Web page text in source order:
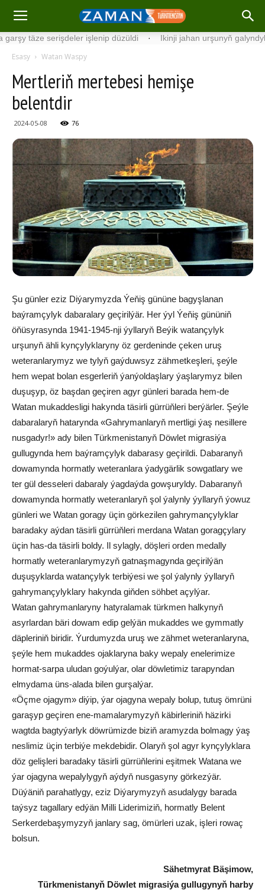
serişdeler işlenip düzüldi · Ikinji jahan urşunyň galyndylary
Esasy Watan Waspy
Mertleriň mertebesi hemişe
belentdir
2024-05-08 76
Şu günler eziz Diýarymyzda Ýeňiş gününe bagyşlanan
baýramçylyk dabaralary geçirilýär. Her ýyl Ýeňiş gününiň
öňüsyrasynda 1941-1945-nji ýyllaryň Beýik watançylyk
urşunyň ähli kynçylyklaryny öz gerdeninde çeken uruş
weteranlarymyz we tylyň gaýduwsyz zähmetkeşleri, şeýle
hem wepat bolan esgerleriň ýanýoldaşlary ýaşlarymyz bilen
duşuşyp, öz başdan geçiren agyr günleri barada hem-de
Watan mukaddesligi hakynda täsirli gürrüňleri berýärler. Şeýle
dabaralaryň hatarynda «Gahrymanlaryň mertligi ýaş nesillere
nusgadyr!» ady bilen Türkmenistanyň Döwlet migrasiýa
gullugynda hem baýramçylyk dabarasy geçirildi. Dabaranyň
dowamynda hormatly weteranlara ýadygärlik sowgatlary we
ter gül desseleri dabaraly ýagdaýda gowşuryldy. Dabaranyň
dowamynda hormatly weteranlaryň şol ýalynly ýyllaryň ýowuz
günleri we Watan goragy üçin görkezilen gahrymançylyklar
baradaky aýdan täsirli gürrüňleri merdana Watan goragçylary
üçin has-da täsirli boldy. Il sylagly, döşleri orden medally
hormatly weteranlarymyzyň gatnaşmagynda geçirilýän
duşuşyklarda watançylyk terbiýesi we şol ýalynly ýyllaryň
gahrymançylyklary hakynda giňden söhbet açylýar.
Watan gahrymanlaryny hatyralamak türkmen halkynyň
asyrlardan bäri dowam edip gelýän mukaddes we gymmatly
däpleriniň biridir. Ýurdumyzda uruş we zähmet weteranlaryna,
şeýle hem mukaddes ojaklaryna baky wepaly enelerimize
hormat-sarpa uludan goýulýar, olar döwletimiz tarapyndan
elmydama üns-alada bilen gurşalýar.
«Öçme ojagym» diýip, ýar ojagyna wepaly bolup, tutuş ömrüni
garaşyp geçiren ene-mamalarymyzyň käbirleriniň häzirki
wagtda bagtyýarlyk döwrümizde biziň aramyzda bolmagy ýaş
neslimiz üçin terbiýe mekdebidir. Olaryň şol agyr kynçylyklara
döz gelişleri baradaky täsirli gürrüňlerini eşitmek Watana we
ýar ojagyna wepalylygyň aýdyň nusgasyny görkezýär.
Düýäniň parahatlygy, eziz Diýarymyzyň asudalygy barada
taýsyz tagallary edýän Milli Liderimiziň, hormatly Belent
Serkerdebaşymyzyň janlary sag, ömürleri uzak, işleri rowaç
bolsun.
Sähetmyrat Bäşimow,
Türkmenistanyň Döwlet migrasiýa gullugynyň harby